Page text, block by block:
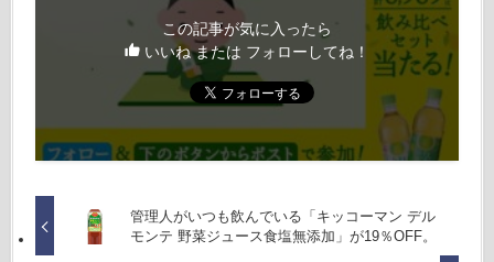
この記事が気に入ったら
いいね または フォローしてね！
管理人がいつも飲んでいる「キッコーマン デル
モンテ 野菜ジュース食塩無添加」が19％OFF。